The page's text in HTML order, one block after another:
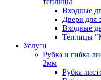
теплицы
Входные
Двери для
Входные
Теплицы
Услуги
Рубка и гибка
2мм
Рубка